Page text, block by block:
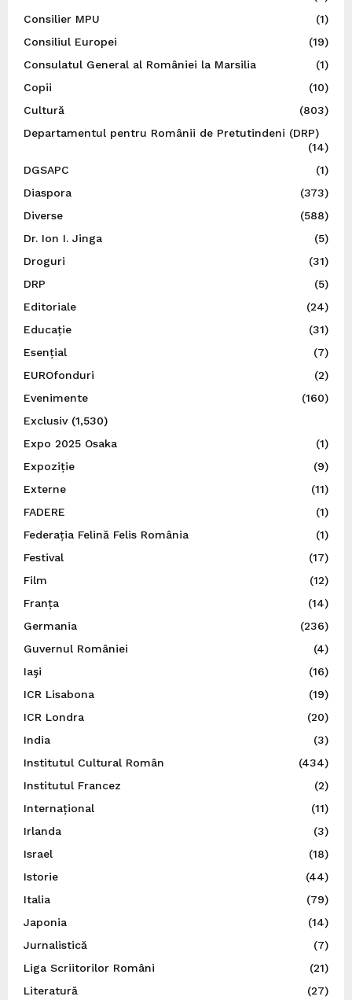
Consilier MPU
(1)
Consiliul Europei
(19)
Consulatul General al României la Marsilia
(1)
Copii
(10)
Cultură
(803)
Departamentul pentru Românii de Pretutindeni (DRP)
(14)
DGSAPC
(1)
Diaspora
(373)
Diverse
(588)
Dr. Ion I. Jinga
(5)
Droguri
(31)
DRP
(5)
Editoriale
(24)
Educație
(31)
Esențial
(7)
EUROfonduri
(2)
Evenimente
(160)
Exclusiv(1,530)
Expo 2025 Osaka
(1)
Expoziție
(9)
Externe
(11)
FADERE
(1)
Federația Felină Felis România
(1)
Festival
(17)
Film
(12)
Franța
(14)
Germania
(236)
Guvernul României
(4)
Iaşi
(16)
ICR Lisabona
(19)
ICR Londra
(20)
India
(3)
Institutul Cultural Român
(434)
Institutul Francez
(2)
Internațional
(11)
Irlanda
(3)
Israel
(18)
Istorie
(44)
Italia
(79)
Japonia
(14)
Jurnalistică
(7)
Liga Scriitorilor Români
(21)
Literatură
(27)